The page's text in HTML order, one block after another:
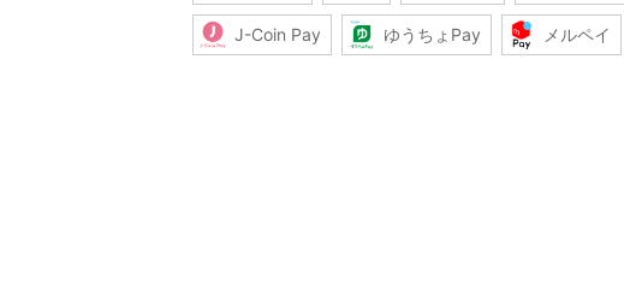
J-Coin Pay ゆうちょPay メルペイ